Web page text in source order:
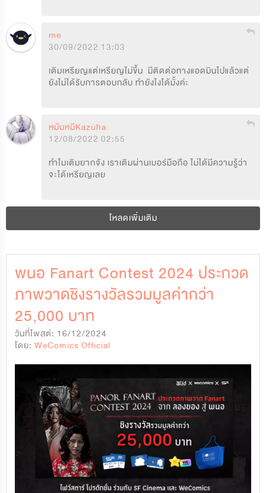
me
30/09/2022 13:03
เติมเหรียญแต่เหรียญไม่ขึ้น  มีติดต่อทางแอดมินไปแล้วแต่
ยังไม่ได้รับการตอบกลับ ทำยังไงได้มั้งค่ะ
หมัมหมีKazuha
12/08/2022 02:55
ทำไมเติมยากจัง เราเติมผ่านเบอร์มือถือ ไม่ได้มีความรู้ว่า
จะได้เหรียญเลย
โหลดเพิ่มเติม
พนอ Fanart Contest 2024 ประกวด
ภาพวาดชิงรางวัลรวมมูลค่ากว่า
25,000 บาท
วันที่โพสต์: 16/12/2024
โดย: WeComics Official